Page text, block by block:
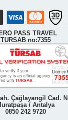
PASS TRAVEL
TURSAB no:7355
Çağlayangil Cad.
/ Antalya
0850 242 9720